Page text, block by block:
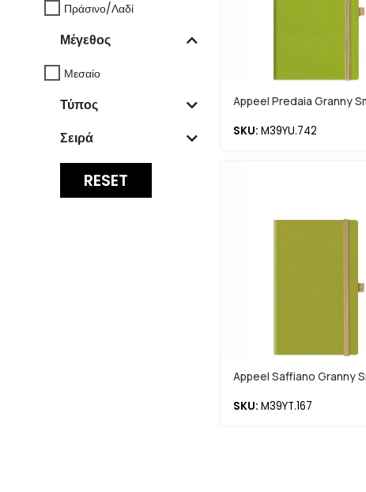
Πράσινο/Λαδί
Μέγεθος
Μεσαίο
Τύπος
Σειρά
RESET
Appeel Predaia Granny
SKU: M39YU.742
Appeel Saffiano Granny
SKU: M39YT.167